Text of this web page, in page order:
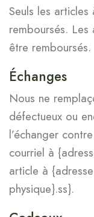
Seuls les
remboursés.
être remboursés.
Échanges
Nous ne
défectueux ou
l’échanger
courriel à
article à
physique}.ss}.